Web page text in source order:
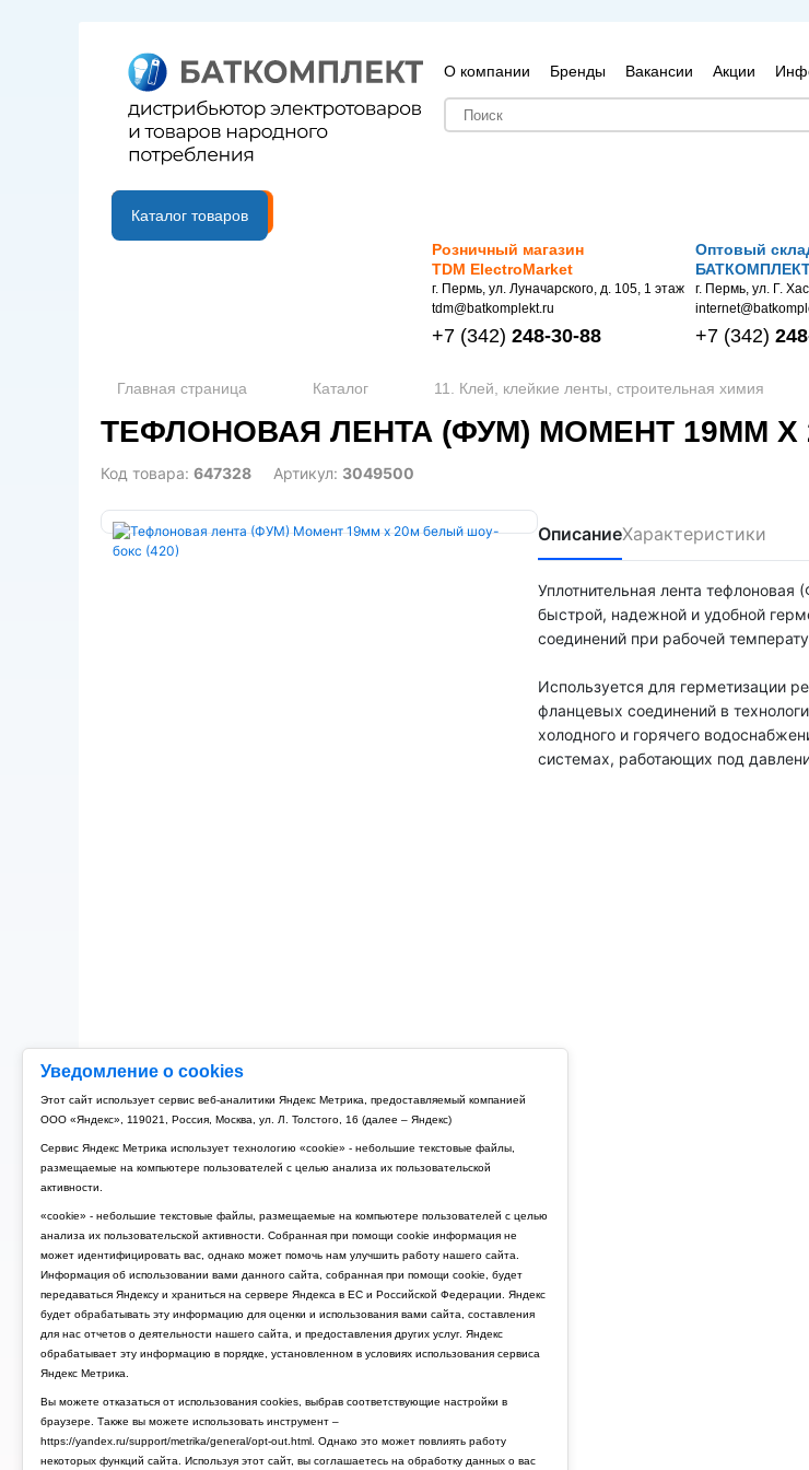
Уведомление о cookies
Этот сайт использует сервис веб-аналитики Яндекс Метрика, предоставляемый компанией
ООО «Яндекс», 119021, Россия, Москва, ул. Л. Толстого, 16 (далее – Яндекс)
Сервис Яндекс Метрика использует технологию «cookie» - небольшие текстовые файлы,
размещаемые на компьютере пользователей с целью анализа их пользовательской
активности.
«cookie» - небольшие текстовые файлы, размещаемые на компьютере пользователей с целью
анализа их пользовательской активности. Собранная при помощи cookie информация не
может идентифицировать вас, однако может помочь нам улучшить работу нашего сайта.
Информация об использовании вами данного сайта, собранная при помощи cookie, будет
передаваться Яндексу и храниться на сервере Яндекса в ЕС и Российской Федерации. Яндекс
будет обрабатывать эту информацию для оценки и использования вами сайта, составления
для нас отчетов о деятельности нашего сайта, и предоставления других услуг. Яндекс
обрабатывает эту информацию в порядке, установленном в условиях использования сервиса
Яндекс Метрика.
Вы можете отказаться от использования cookies, выбрав соответствующие настройки в
браузере. Также вы можете использовать инструмент –
https://yandex.ru/support/metrika/general/opt-out.html. Однако это может повлиять работу
некоторых функций сайта. Используя этот сайт, вы соглашаетесь на обработку данных о вас
О компании Бренды Вакансии Акции
B2B портал
Каталог товаров
Розничный магазин
TDM ElectroMarket
г. Пермь, ул. Луначарского, д. 105, 1 этаж
tdm@batkomplekt.ru
+7 (342) 248-30-88
Оптовый
г. Пермь, ул. Г.
+7 (342)
Главная страница Каталог 11. Клей, клейкие ленты, строительная химия
ТЕФЛОНОВАЯ ЛЕНТА (ФУМ) МОМЕНТ 19ММ Х
Код товара: 647328 Артикул: 3049500
ОписаниеХарактеристики
Уплотнительная лента
быстрой, надежной и удобной
соединений при рабочей
Используется для герметизации
фланцевых соединений в
холодного и горячего
системах, работающих под